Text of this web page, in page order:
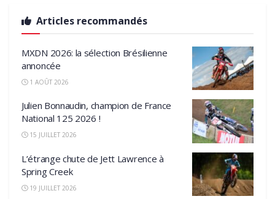
Articles recommandés
MXDN 2026: la sélection Brésilienne
annoncée
1 AOÛT 2026
Julien Bonnaudin, champion de France
National 125 2026 !
15 JUILLET 2026
L’étrange chute de Jett Lawrence à
Spring Creek
19 JUILLET 2026